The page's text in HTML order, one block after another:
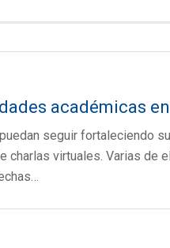
académicas
seguir fortaleciendo
charlas virtuales. Varias de